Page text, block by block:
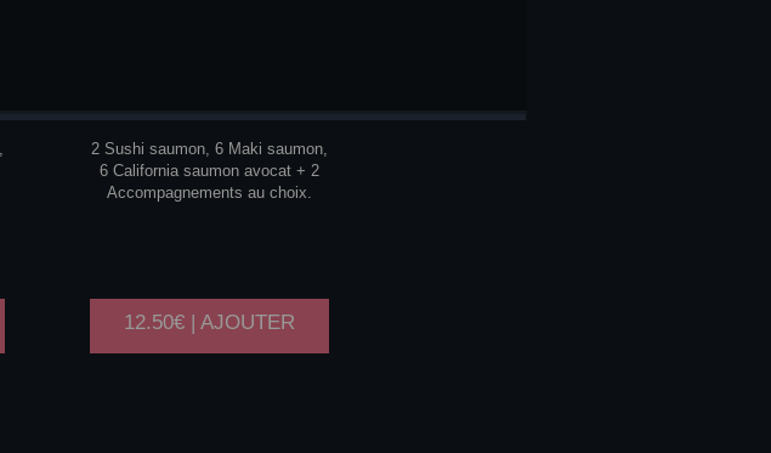
2 Sushi saumon, 6 Maki saumon,
6 California saumon avocat + 2
Accompagnements au choix.
12.50€ | AJOUTER